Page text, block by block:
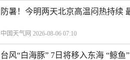
防暑！今明两天北京高温闷热持续
中国天气网 2026-08-06 07:10
台风“白海豚” 7日将移入东海 “鲸